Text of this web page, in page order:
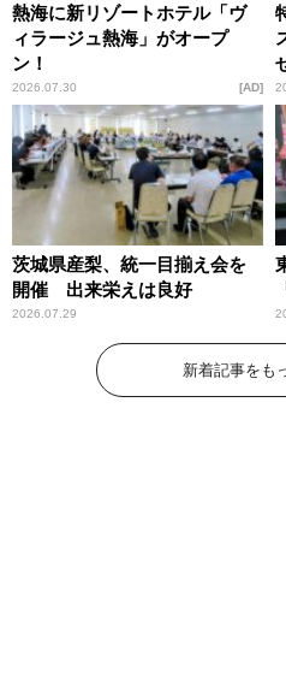
熱海に新リゾートホテル「ヴ
ィラージュ熱海」がオープ
ン！
2026.07.30 AD
茨城県産梨、統一目揃え会を
開催 出来栄えは良好
2026.07.29
新着記事をも